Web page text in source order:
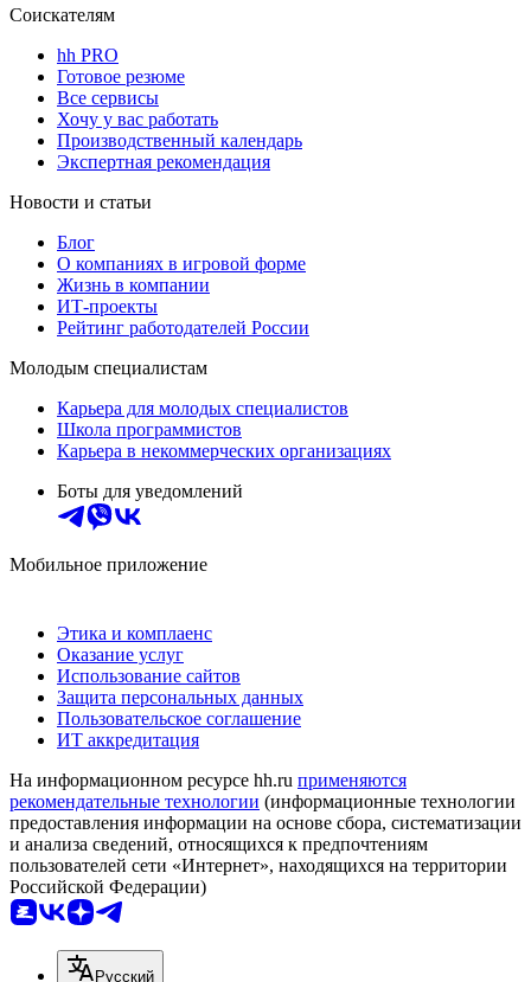
Соискателям
hh PRO
Готовое резюме
Все сервисы
Хочу у вас работать
Производственный календарь
Экспертная рекомендация
Новости и статьи
Блог
О компаниях в игровой форме
Жизнь в компании
ИТ-проекты
Рейтинг работодателей России
Молодым специалистам
Карьера для молодых специалистов
Школа программистов
Карьера в некоммерческих организациях
Боты для уведомлений
Мобильное приложение
Этика и комплаенс
Оказание услуг
Использование сайтов
Защита персональных данных
Пользовательское соглашение
ИТ аккредитация
На информационном ресурсе hh.ru применяются
рекомендательные технологии (информационные технологии
предоставления информации на основе сбора, систематизации
и анализа сведений, относящихся к предпочтениям
пользователей сети «Интернет», находящихся на территории
Российской Федерации)
Русский